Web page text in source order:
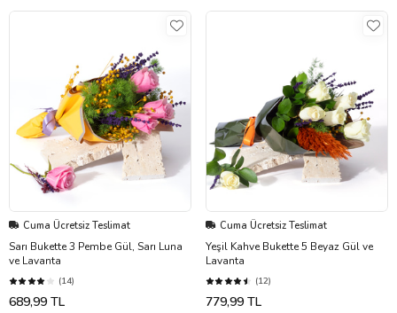
Cuma Ücretsiz Teslimat
Sarı Bukette 3 Pembe Gül, Sarı Luna
ve Lavanta
(14)
689,99 TL
Cuma Ücretsiz Teslimat
Yeşil Kahve Bukette 5 Beyaz Gül ve
Lavanta
(12)
779,99 TL